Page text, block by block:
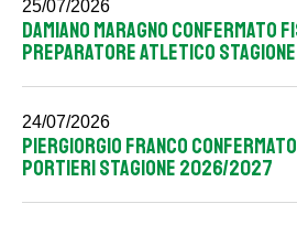
25/07/2026
DAMIANO MARAGNO CONFERMATO
PREPARATORE ATLETICO
24/07/2026
PIERGIORGIO FRANCO
PORTIERI STAGIONE 2026/2027